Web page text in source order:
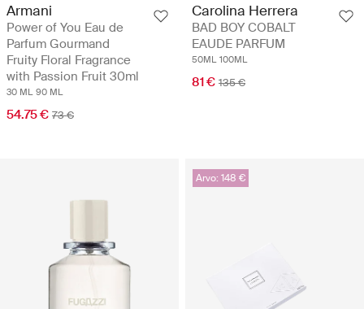
Armani
Power of You Eau de
Parfum Gourmand
Fruity Floral Fragrance
with Passion Fruit 30ml
30 ML 90 ML
54.75 € 73 €
Carolina Herrera
BAD BOY COBALT
EAUDE PARFUM
50ML 100ML
81 € 135 €
Arvo: 148 €